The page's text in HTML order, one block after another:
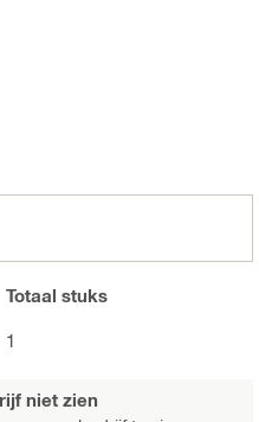
Totaal stuks
1
niet zien